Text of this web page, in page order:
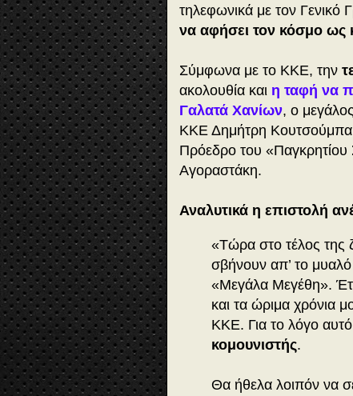
τηλεφωνικά με τον
να αφήσει τον κόσμο ως
Σύμφωνα με το ΚΚΕ, την
ακολουθία και η ταφή να
Γαλατά Χανίων, ο
ΚΚΕ Δημήτρη Κουτσούμπα,
Πρόεδρο του
Αγοραστάκη.
Αναλυτικά η επιστολή
«Τώρα στο τέλος
σβήνουν απ’ το μυαλό
«Μεγάλα Μεγέθη».
και τα ώριμα χρόνια
ΚΚΕ. Για το λόγο αυτό
κομουνιστής.
Θα ήθελα λοιπόν να